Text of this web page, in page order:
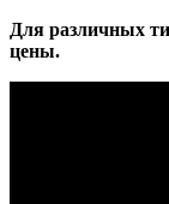
Для различных
цены.